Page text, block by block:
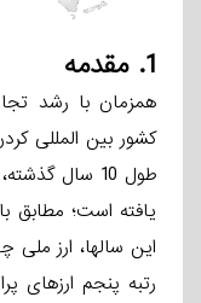
1. مقدمه
همزمان با رشد
کشور بین­ المللی
طول 10 سال
یافته است؛ مطابق
رتبه پنجم ارزهای